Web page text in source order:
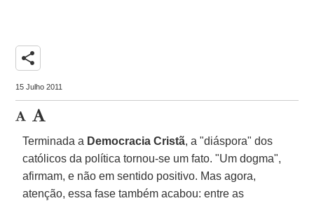
share
15 Julho 2011
Terminada a Democracia Cristã, a "diáspora" dos
católicos da política tornou-se um fato. "Um dogma",
afirmam, e não em sentido positivo. Mas agora,
atenção, essa fase também acabou: entre as